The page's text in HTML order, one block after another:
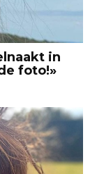
in
foto!»